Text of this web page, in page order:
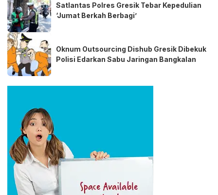
Satlantas Polres Gresik Tebar Kepedulian
‘Jumat Berkah Berbagi’
Oknum Outsourcing Dishub Gresik Dibekuk
Polisi Edarkan Sabu Jaringan Bangkalan